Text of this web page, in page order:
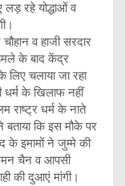
रहे योद्धाओं व
व हाजी सरदार
के बाद केंद्र
चलाया जा रहा
के खिलाफ नहीं
राष्ट्र धर्म के नाते
कि इस मौके पर
के इमामों ने जुम्मे की
चैन व आपसी
की दुआएं मांगी।